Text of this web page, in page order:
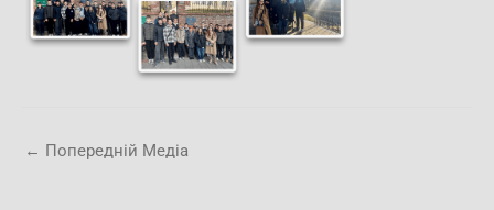
← Попередній Медіа